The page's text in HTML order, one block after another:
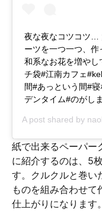
夜な夜なコツコツ…
ーツを一つ一つ、作
和系なお花を増や
チ袋#江南カフェ
間#あっという間#
デンタイム#のがし
A post shared by
紙で出来るペーパー
に紹介するのは、5
す。クルクルと巻い
ものを組み合わせ
仕上がりになります。